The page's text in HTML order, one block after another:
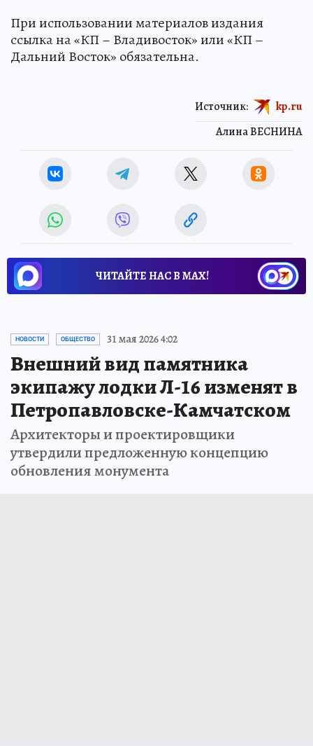
При использовании материалов издания
ссылка на «КП – Владивосток» или «КП –
Дальний Восток» обязательна.
Алина ВЕСНИНА
Источник: kp.ru
ЧИТАЙТЕ НАС В МАХ!
НОВОСТИ ОБЩЕСТВО 31 мая 2026 4:02
Внешний вид памятника
экипажу лодки Л-16 изменят в
Петропавловске-Камчатском
Архитекторы и проектировщики
утвердили предложенную концепцию
обновления монумента